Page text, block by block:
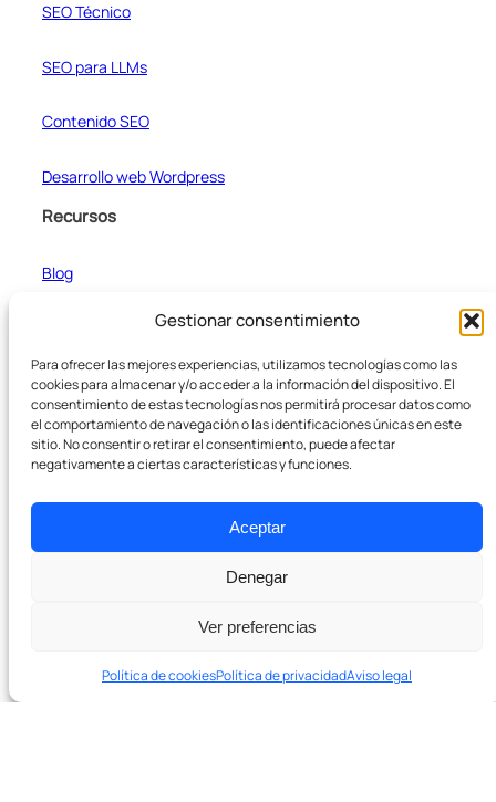
Gestionar consentimiento
Para ofrecer las mejores experiencias, utilizamos tecnologías como las
cookies para almacenar y/o acceder a la información del dispositivo. El
consentimiento de estas tecnologías nos permitirá procesar datos como
el comportamiento de navegación o las identificaciones únicas en este
sitio. No consentir o retirar el consentimiento, puede afectar
negativamente a ciertas características y funciones.
Aceptar
Denegar
Ver preferencias
Política de cookiesPolítica de privacidadAviso legal
SEO Técnico
SEO para LLMs
Contenido SEO
Desarrollo web Wordpress
Recursos
Blog
Casos de estudio
Formateador de texto
Empresa